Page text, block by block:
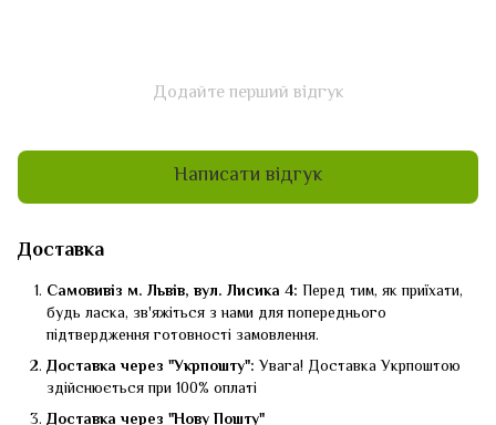
Додайте перший відгук
Написати відгук
Доставка
Самовивіз м. Львів, вул. Лисика 4: Перед тим, як приїхати,
будь ласка, зв'яжіться з нами для попереднього
підтвердження готовності замовлення.
Доставка через "Укрпошту":Увага! Доставка Укрпоштою
здійснюється при 100% оплаті